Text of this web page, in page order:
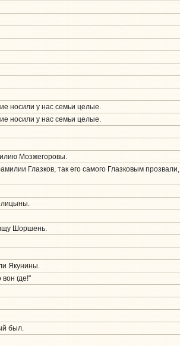
носили у нас семьи целые.
носили у нас семьи целые.
Мозжегоровы.
Глазков, так его самого Глазковым прозвали,
Шоршень.
Якунины.
где!"
был.